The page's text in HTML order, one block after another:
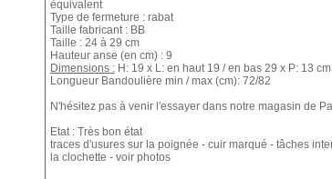
équivalent
Type de fermeture : rabat
Taille fabricant : BB
Taille : 24 à 29 cm
Hauteur anse (en cm) : 9
Dimensions : H: 19 x L: en haut 19 / en bas 29 x P: 13 cm
Longueur Bandoulière min / max (cm): 72/82
N'hésitez pas à venir l'essayer dans notre magasin de
Etat : Très bon état
traces d'usures sur la poignée - cuir marqué - tâches
la clochette - voir photos